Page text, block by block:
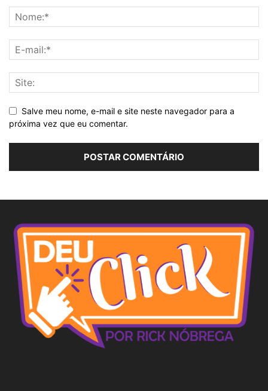
Salve meu nome, e-mail e site neste navegador para a
próxima vez que eu comentar.